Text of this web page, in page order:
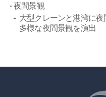
夜間景観
大型クレーンと港湾に
多様な夜間景観を演出